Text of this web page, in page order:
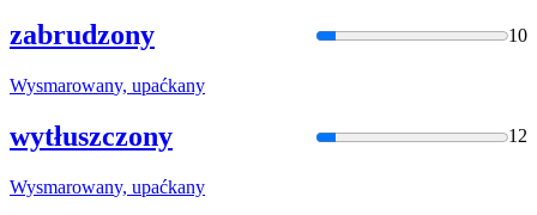
zabrudzony 10
Wysmarowany, upaćkany
wytłuszczony 12
Wysmarowany, upaćkany